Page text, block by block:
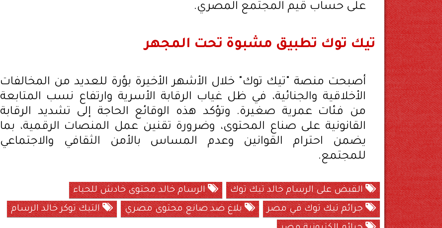
على حساب قيم المجتمع المصري.
تيك توك تطبيق مشبوة تحت المجهر
أصبحت منصة "تيك توك" خلال الأشهر الأخيرة بؤرة للعديد من المخالفات
الأخلاقية والجنائية، في ظل غياب الرقابة الأسرية وارتفاع نسب المتابعة
من فئات عمرية صغيرة. وتؤكد هذه الوقائع الحاجة إلى تشديد الرقابة
القانونية على صناع المحتوى، وضرورة تقنين عمل المنصات الرقمية، بما
يضمن احترام القوانين وعدم المساس بالأمن الثقافي والاجتماعي
للمجتمع.
القبض على الرسام خالد تيك توك
الرسام خالد محتوى خادش للحياء
جرائم تيك توك في مصر
بلاغ ضد صانع محتوى مصري
التيك توكر خالد الرسام